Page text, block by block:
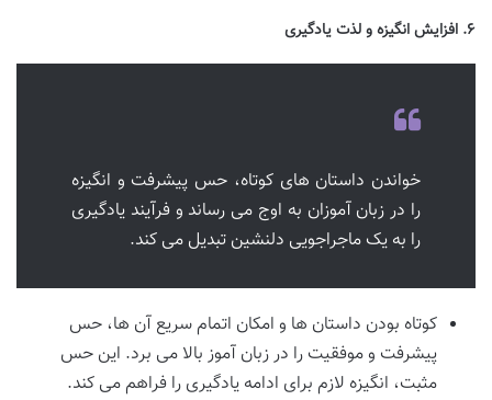
۶. افزایش انگیزه و لذت یادگیری
خواندن داستان های کوتاه، حس پیشرفت و انگیزه
را در زبان آموزان به اوج می رساند و فرآیند یادگیری
را به یک ماجراجویی دلنشین تبدیل می کند.
کوتاه بودن داستان ها و امکان اتمام سریع آن ها، حس
پیشرفت و موفقیت را در زبان آموز بالا می برد. این حس
مثبت، انگیزه لازم برای ادامه یادگیری را فراهم می کند.